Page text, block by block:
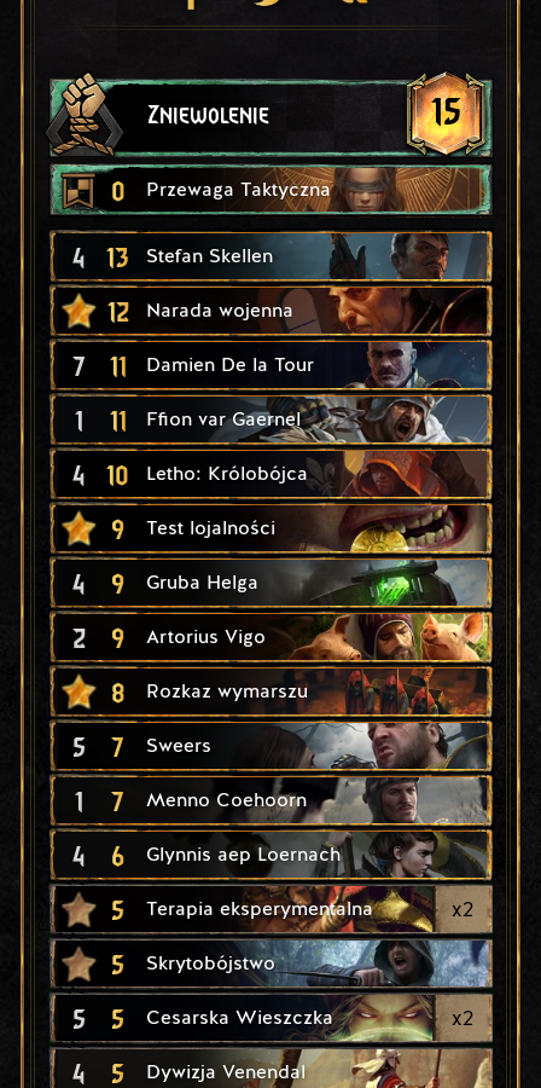
Zniewolenie 15
0 Przewaga Taktyczna
4 13 Stefan Skellen
12 Narada wojenna
7 11 Damien De la Tour
1 11 Ffion var Gaernel
4 10 Letho: Królobójca
9 Test lojalności
4 9 Gruba Helga
2 9 Artorius Vigo
8 Rozkaz wymarszu
5 7 Sweers
1 7 Menno Coehoorn
4 6 Glynnis aep Loernach
5 Terapia eksperymentalna x2
5 Skrytobójstwo
5 5 Cesarska Wieszczka x2
4 5 Dywizja Venendal